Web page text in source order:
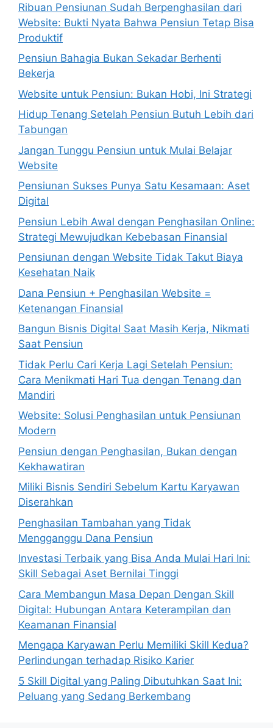
Ribuan Pensiunan Sudah Berpenghasilan dari
Website: Bukti Nyata Bahwa Pensiun Tetap Bisa
Produktif
Pensiun Bahagia Bukan Sekadar Berhenti
Bekerja
Website untuk Pensiun: Bukan Hobi, Ini Strategi
Hidup Tenang Setelah Pensiun Butuh Lebih dari
Tabungan
Jangan Tunggu Pensiun untuk Mulai Belajar
Website
Pensiunan Sukses Punya Satu Kesamaan: Aset
Digital
Pensiun Lebih Awal dengan Penghasilan Online:
Strategi Mewujudkan Kebebasan Finansial
Pensiunan dengan Website Tidak Takut Biaya
Kesehatan Naik
Dana Pensiun + Penghasilan Website =
Ketenangan Finansial
Bangun Bisnis Digital Saat Masih Kerja, Nikmati
Saat Pensiun
Tidak Perlu Cari Kerja Lagi Setelah Pensiun:
Cara Menikmati Hari Tua dengan Tenang dan
Mandiri
Website: Solusi Penghasilan untuk Pensiunan
Modern
Pensiun dengan Penghasilan, Bukan dengan
Kekhawatiran
Miliki Bisnis Sendiri Sebelum Kartu Karyawan
Diserahkan
Penghasilan Tambahan yang Tidak
Mengganggu Dana Pensiun
Investasi Terbaik yang Bisa Anda Mulai Hari Ini:
Skill Sebagai Aset Bernilai Tinggi
Cara Membangun Masa Depan Dengan Skill
Digital: Hubungan Antara Keterampilan dan
Keamanan Finansial
Mengapa Karyawan Perlu Memiliki Skill Kedua?
Perlindungan terhadap Risiko Karier
5 Skill Digital yang Paling Dibutuhkan Saat Ini:
Peluang yang Sedang Berkembang